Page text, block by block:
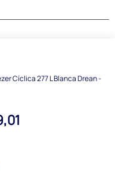
Cíclica 277 L Blanca Drean -